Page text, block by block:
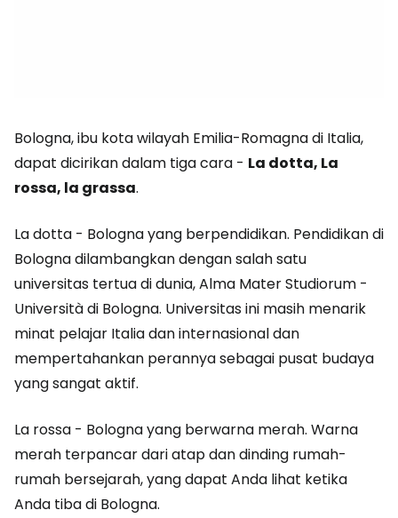
Bologna, ibu kota wilayah Emilia-Romagna di Italia,
dapat dicirikan dalam tiga cara - La dotta, La
rossa, la grassa.
La dotta - Bologna yang berpendidikan. Pendidikan di
Bologna dilambangkan dengan salah satu
universitas tertua di dunia, Alma Mater Studiorum -
Università di Bologna. Universitas ini masih menarik
minat pelajar Italia dan internasional dan
mempertahankan perannya sebagai pusat budaya
yang sangat aktif.
La rossa - Bologna yang berwarna merah. Warna
merah terpancar dari atap dan dinding rumah-
rumah bersejarah, yang dapat Anda lihat ketika
Anda tiba di Bologna.